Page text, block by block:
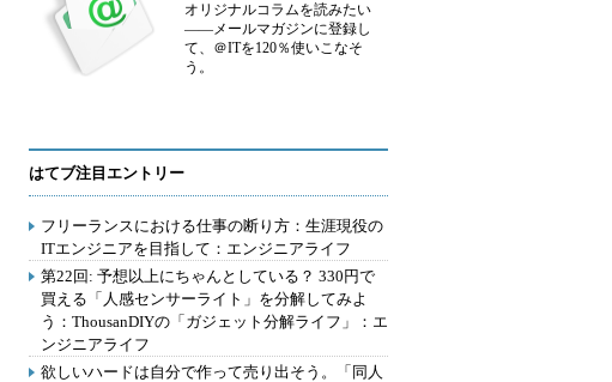
オリジナルコラムを読みたい
――メールマガジンに登録し
て、＠ITを120％使いこなそ
う。
はてブ注目エントリー
フリーランスにおける仕事の断り方：生涯現役の
ITエンジニアを目指して：エンジニアライフ
第22回: 予想以上にちゃんとしている？ 330円で
買える「人感センサーライト」を分解してみよ
う：ThousanDIYの「ガジェット分解ライフ」：エ
ンジニアライフ
欲しいハードは自分で作って売り出そう。「同人